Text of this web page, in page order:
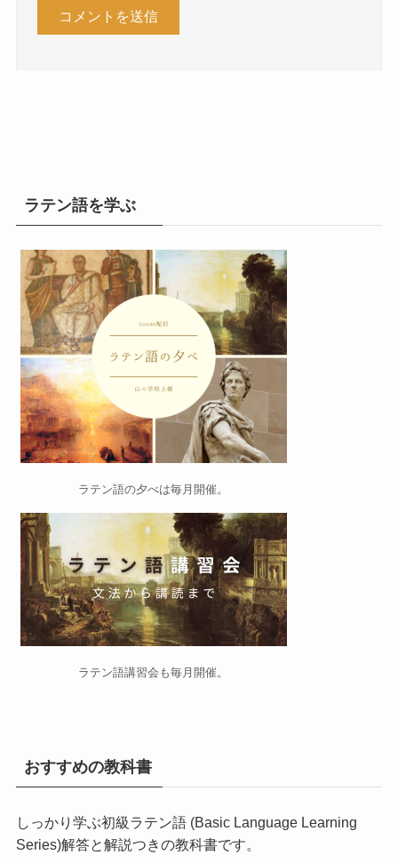
ラテン語を学ぶ
ラテン語の夕べは毎月開催。
ラテン語講習会 も毎月開催。
おすすめの教科書
しっかり学ぶ初級ラテン語 (Basic Language Learning
Series)解答と解説つきの教科書です。